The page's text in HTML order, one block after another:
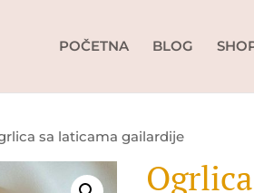
POČETNA BLOG
sa laticama gailardije